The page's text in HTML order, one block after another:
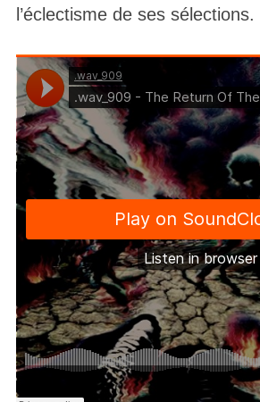
l’éclectisme de ses sélections.